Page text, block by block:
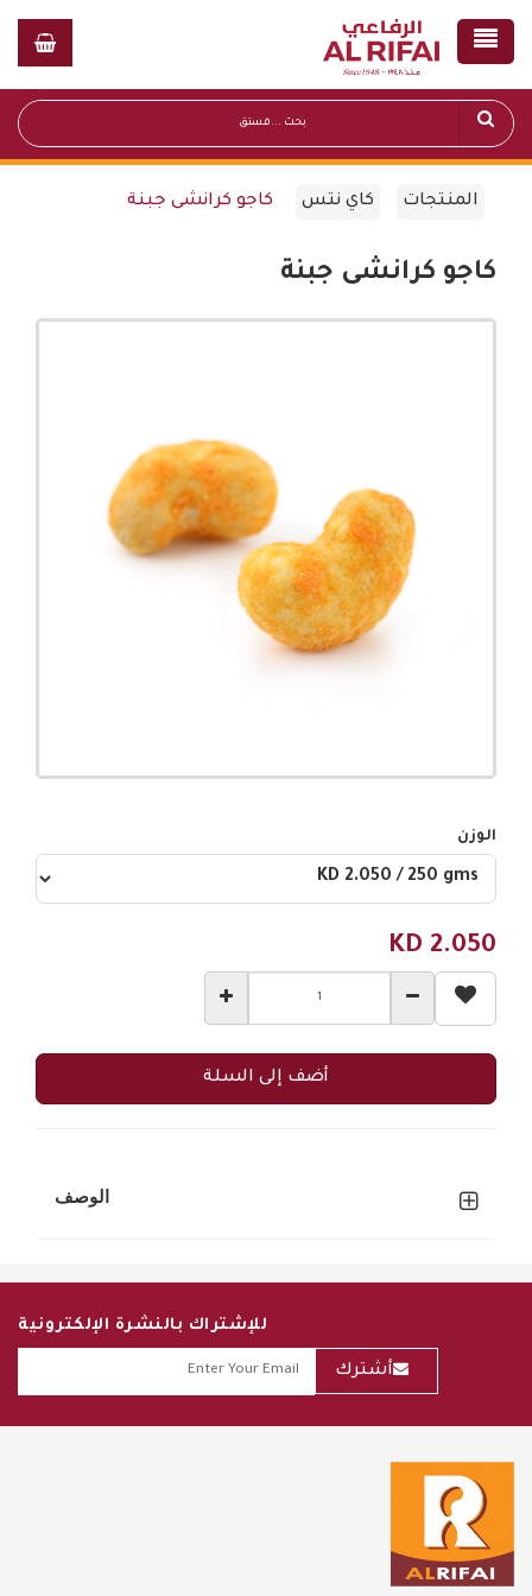
المنتجات كاي نتس كاجو كرانشى جبنة
كاجو كرانشى جبنة
الوزن
KD 2.050
أضف إلى السلة
الوصف
للإشتراك بالنشرة الإلكترونية
أشترك